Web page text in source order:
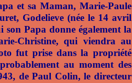
et sa Maman, Marie-Paule
Godelieve (née le 14 avril
Papa donne également la
Christine, qui viendra au
fut prise dans la propriété
au moment des
de Paul Colin, le directeur